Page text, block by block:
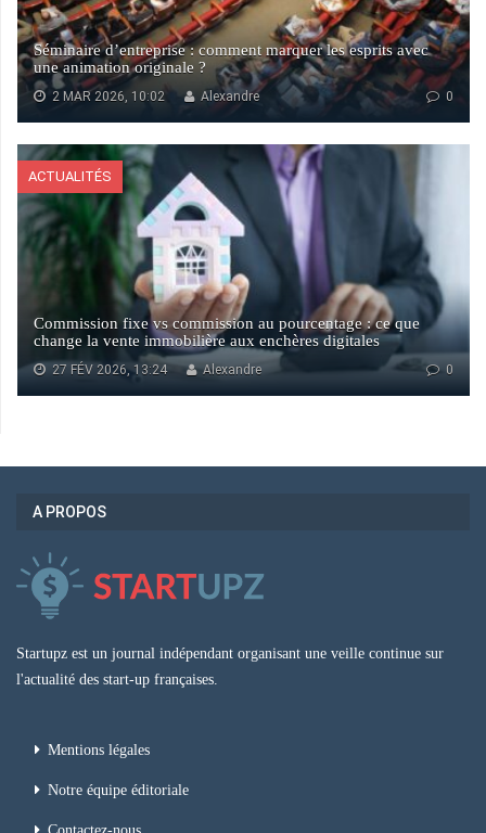
Séminaire d’entreprise : comment marquer les esprits avec
une animation originale ?
2 MAR 2026, 10:02 0
Alexandre
ACTUALITÉS
Commission fixe vs commission au pourcentage : ce que
change la vente immobilière aux enchères digitales
27 FÉV 2026, 13:24 0
Alexandre
A PROPOS
Startupz est un journal indépendant organisant une veille continue sur
l'actualité des start-up françaises.
Mentions légales
Notre équipe éditoriale